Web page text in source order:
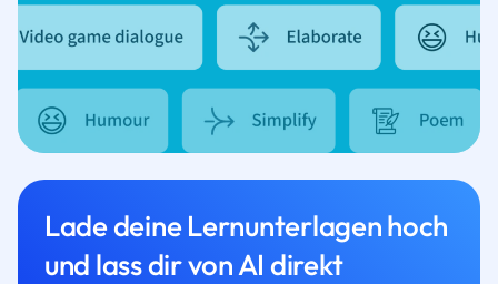
Lade deine Lernunterlagen hoch
und lass dir von AI direkt